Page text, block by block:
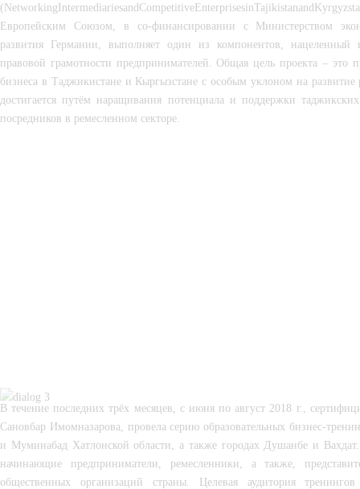
Европейским Союзом, в со-финансировании с Министерством
развития Германии, выполняет один из компонентов, нацеленный
правовой грамотности предпринимателей. Общая цель проекта – это
бизнеса в Таджикистане и Кыргызстане с особым уклоном на развитие
достигается путём наращивания потенциала и поддержки
посредников в ремесленном секторе.
В течение последних трёх месяцев, с июня по август 2018 г.,
Сановбар Имомназарова, провела серию образовательных бизнес-
и Муминабад Хатлонской области, а также городах Душанбе и
начинающие предприниматели, ремесленники, а также,
общественных организаций страны. Целевая аудитория